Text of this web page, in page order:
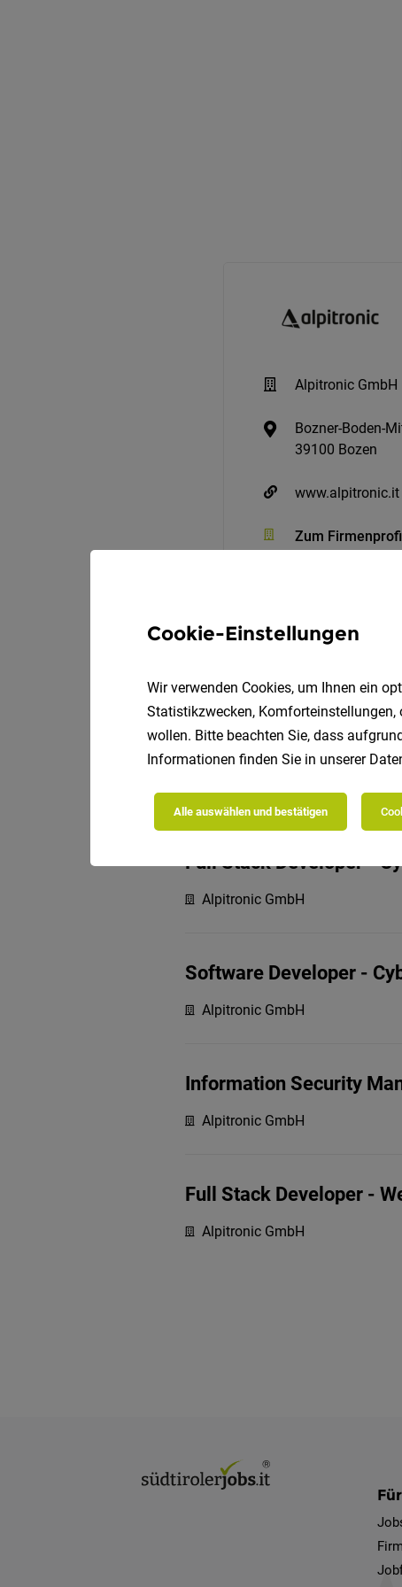
Alpitronic GmbH
Bozner-Boden-
39100 Bozen
www.alpitronic.it
Zum
Cybersecurity
Alpitronic GmbH
Full Stack Developer -
Alpitronic GmbH
Software Developer -
Alpitronic GmbH
Information Security
Alpitronic GmbH
Full Stack Developer -
Alpitronic GmbH
Cookie-Einstellungen
Wir verwenden Cookies, um Ihnen ein
Statistikzwecken, Komforteinstellungen,
wollen. Bitte beachten Sie, dass
Informationen finden Sie in unserer
Alle auswählen und bestätigen